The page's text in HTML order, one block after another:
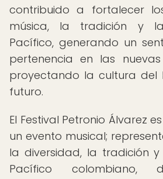
contribuido a fortalecer
música, la tradición y
Pacífico, generando un
pertenencia en las
proyectando la cultura del
futuro.
El Festival Petronio Álvarez
un evento musical;
la diversidad, la tradición
Pacífico colombiano,